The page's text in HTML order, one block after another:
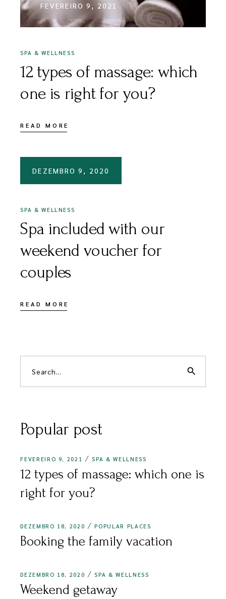
FEVEREIRO 9, 2021
SPA & WELLNESS
12 types of massage: which
one is right for you?
READ MORE
DEZEMBRO 9, 2020
SPA & WELLNESS
Spa included with our
weekend voucher for
couples
READ MORE
search
Popular post
FEVEREIRO 9, 2021 SPA & WELLNESS
12 types of massage: which one is
right for you?
DEZEMBRO 18, 2020 POPULAR PLACES
Booking the family vacation
DEZEMBRO 18, 2020 SPA & WELLNESS
Weekend getaway